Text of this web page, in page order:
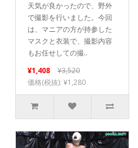
天気が良かったので、野外
で撮影を行いました。今回
は、マニアの方が持参した
マスクと衣装で、撮影内容
もお任せしての撮..
¥1,408
¥3,520
価格(税抜): ¥1,280